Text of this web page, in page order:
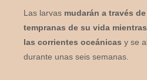
Las larvas mudarán a través
tempranas de su vida
las corrientes oceánicas y se
durante unas seis semanas.